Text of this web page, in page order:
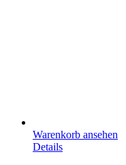
Warenkorb ansehen
Details